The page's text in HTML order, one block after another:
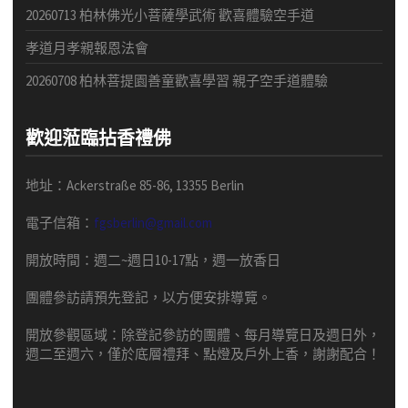
20260713 柏林佛光小菩薩學武術 歡喜體驗空手道
孝道月孝親報恩法會
20260708 柏林菩提園善童歡喜學習 親子空手道體驗
歡迎蒞臨拈香禮佛
地址：Ackerstraße 85-86, 13355 Berlin
電子信箱： fgsberlin@gmail.com
開放時間 ： 週二~週日 10-17點， 週一放香日
團體參訪請預先登記，以方便安排導覽 。
開放參觀區域： 除登記參訪的團體、每月導覽日及週日外，
週二至週六，僅於底層禮拜、點燈及戶外上香，謝謝配合！